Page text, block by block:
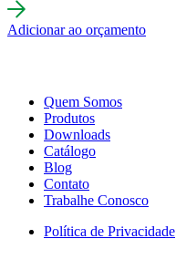
Adicionar ao orçamento
Quem Somos
Produtos
Downloads
Catálogo
Blog
Contato
Trabalhe Conosco
Política de Privacidade